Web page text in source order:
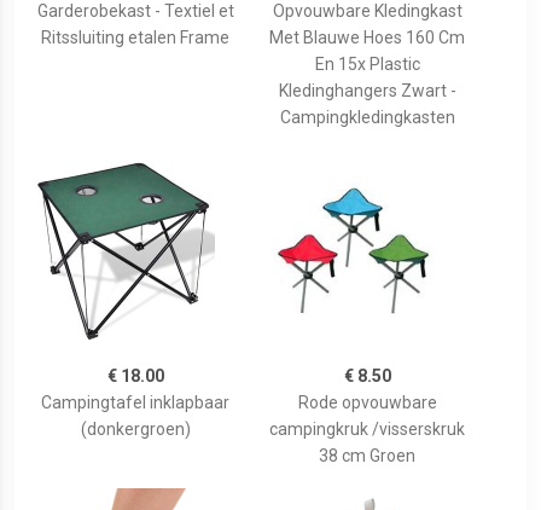
Garderobekast - Textiel et
Ritssluiting etalen Frame
Opvouwbare Kledingkast
Met Blauwe Hoes 160 Cm
En 15x Plastic
Kledinghangers Zwart -
Campingkledingkasten
€ 18.00
Campingtafel inklapbaar
(donkergroen)
€ 8.50
Rode opvouwbare
campingkruk /visserskruk
38 cm Groen